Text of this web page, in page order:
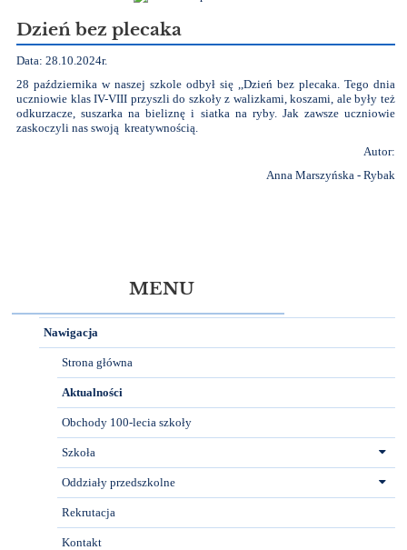
Dzień bez plecaka
Data: 28.10.2024r.
28 października w naszej szkole odbył się ,,Dzień bez plecaka. Tego dnia
uczniowie klas IV-VIII przyszli do szkoły z walizkami, koszami, ale były też
odkurzacze, suszarka na bieliznę i siatka na ryby. Jak zawsze uczniowie
zaskoczyli nas swoją kreatywnością.
Autor:
Anna Marszyńska - Rybak
MENU
Nawigacja
Strona główna
Aktualności
Obchody 100-lecia szkoły
Szkoła
Oddziały przedszkolne
Rekrutacja
Kontakt